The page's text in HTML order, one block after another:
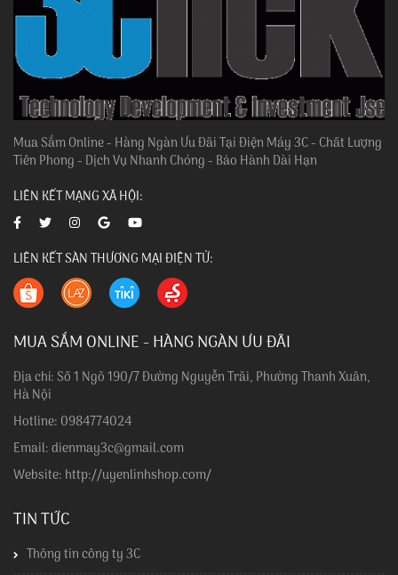
Mua Sắm Online - Hàng Ngàn Ưu Đãi Tại Điện Máy 3C - Chất Lượng
Tiên Phong - Dịch Vụ Nhanh Chóng - Bảo Hành Dài Hạn
LIÊN KẾT MẠNG XÃ HỘI:
LIÊN KẾT SÀN THƯƠNG MẠI ĐIỆN TỬ:
MUA SẮM ONLINE - HÀNG NGÀN ƯU ĐÃI
Địa chỉ: Số 1 Ngõ 190/7 Đường Nguyễn Trãi, Phường Thanh Xuân,
Hà Nội
Hotline: 0984774024
Email: dienmay3c@gmail.com
Website: http://uyenlinhshop.com/
TIN TỨC
Thông tin công ty 3C